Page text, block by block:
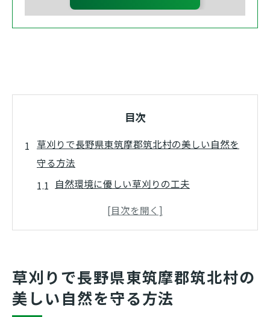
目次
草刈りで長野県東筑摩郡筑北村の美しい自然を
守る方法
自然環境に優しい草刈りの工夫
草刈りを通じた生態系保護の重要性
草刈りが景観保全に与える効果
地元の植物を守るための草刈り対策
草刈りの技術がもたらす庭の生態系への影響
草刈りで長野県東筑摩郡筑北村の
美しい自然を守る方法